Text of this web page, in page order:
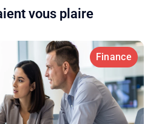
vous plaire
Finance